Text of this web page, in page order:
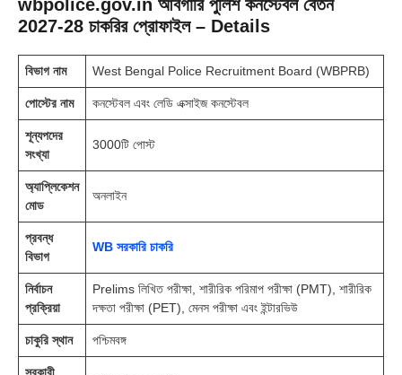
wbpolice.gov.in আবগারি পুলিশ কনস্টেবল বেতন
2027-28 চাকরির প্রোফাইল – Details
বিভাগ নাম West Bengal Police Recruitment Board (WBPRB)
পোস্টের নাম কনস্টেবল এবং লেডি এক্সাইজ কনস্টেবল
শূন্যপদের
সংখ্যা
3000টি পোস্ট
অ্যাপ্লিকেশন
মোড
অনলাইন
প্রবন্ধ
বিভাগ
WB সরকারি চাকরি
নির্বাচন
প্রক্রিয়া
Prelims লিখিত পরীক্ষা, শারীরিক পরিমাপ পরীক্ষা (PMT), শারীরিক
দক্ষতা পরীক্ষা (PET), মেনস পরীক্ষা এবং ইন্টারভিউ
চাকুরি স্থান পশ্চিমবঙ্গ
সরকারী